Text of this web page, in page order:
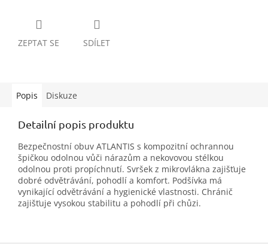
ZEPTAT SE SDÍLET
Popis Diskuze
Detailní popis produktu
Bezpečnostní obuv ATLANTIS s kompozitní ochrannou
špičkou odolnou vůči nárazům a nekovovou stélkou
odolnou proti propíchnutí. Svršek z mikrovlákna zajišťuje
dobré odvětrávání, pohodlí a komfort. Podšívka má
vynikající odvětrávání a hygienické vlastnosti. Chránič
zajišťuje vysokou stabilitu a pohodlí při chůzi.